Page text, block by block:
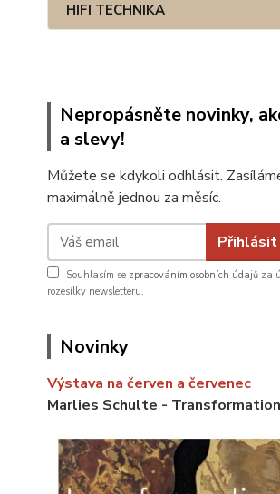
HIFI TECHNIKA
Nepropásněte novinky,
a slevy!
Můžete se kdykoli odhlásit.
maximálně jednou za měsíc.
Přihlásit
Souhlasím se zpracováním osobních údajů za
rozesílky newsletteru.
Novinky
Výstava na červen a červenec
Marlies Schulte - Transformation